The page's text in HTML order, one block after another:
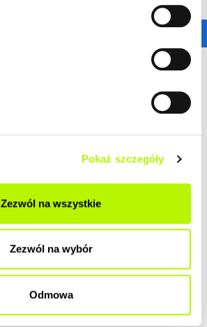
Pokaż szczegóły
Zezwól na wszystkie
Zezwól na wybór
Odmowa